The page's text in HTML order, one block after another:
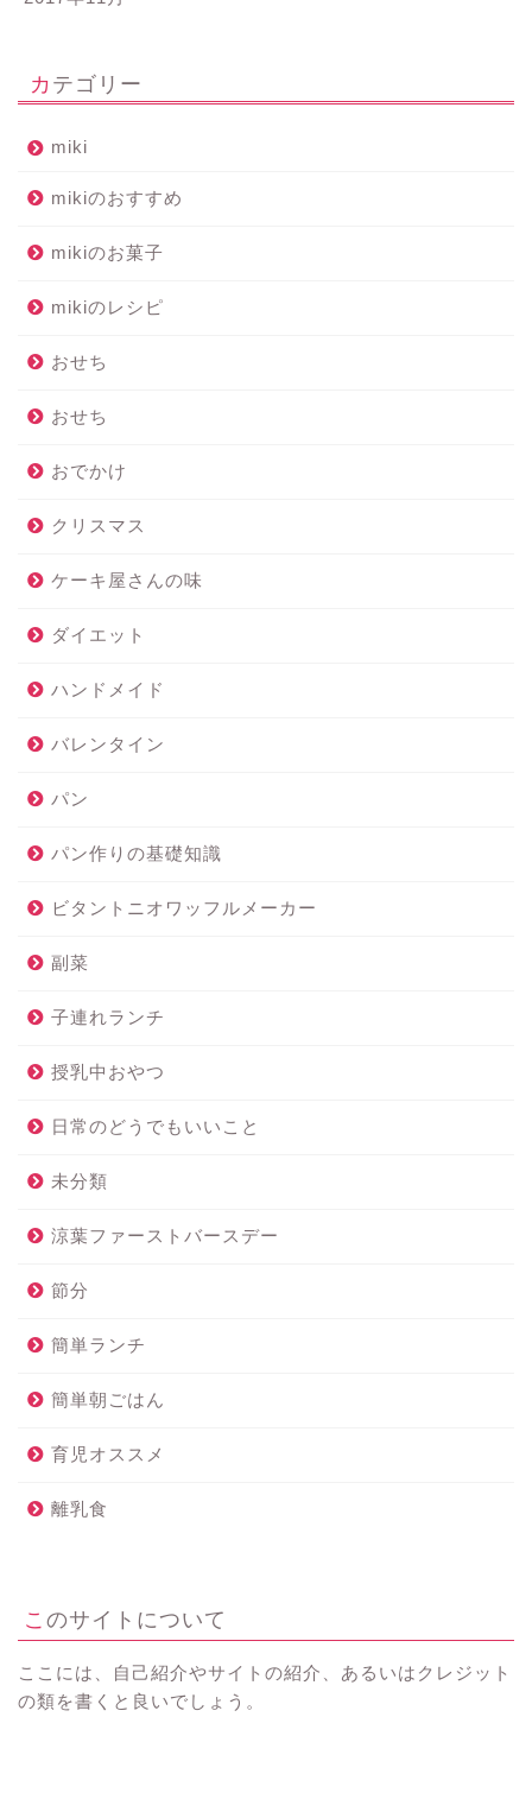
カテゴリー
miki
mikiのおすすめ
mikiのお菓子
mikiのレシピ
おせち
おせち
おでかけ
クリスマス
ケーキ屋さんの味
ダイエット
ハンドメイド
バレンタイン
パン
パン作りの基礎知識
ビタントニオワッフルメーカー
副菜
子連れランチ
授乳中おやつ
日常のどうでもいいこと
未分類
涼葉ファーストバースデー
節分
簡単ランチ
簡単朝ごはん
育児オススメ
離乳食
このサイトについて
ここには、自己紹介やサイトの紹介、あるいはクレジット
の類を書くと良いでしょう。